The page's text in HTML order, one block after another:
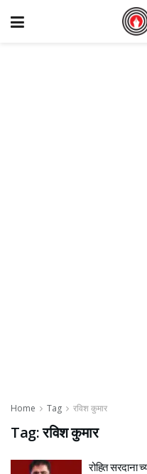
Home Tag रविश कुमार
Tag:रविश कुमार
रोहित सरदाना